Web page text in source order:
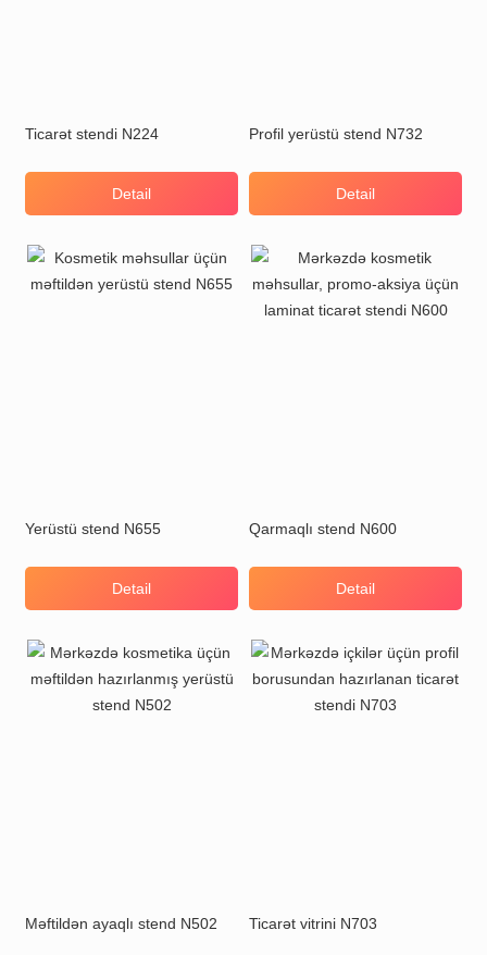
Ticarət stendi N224
Detail
Profil yerüstü stend N732
Detail
Yerüstü stend N655
Detail
Qarmaqlı stend N600
Detail
Məftildən ayaqlı stend N502 Ticarət vitrini N703